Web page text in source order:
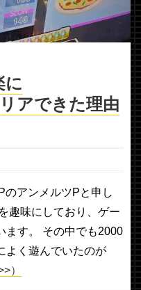
に
アできた理由
のアンメルツPと申し
趣味にしており、ゲー
ます。 その中でも2000
よく遊んでいたのが
）